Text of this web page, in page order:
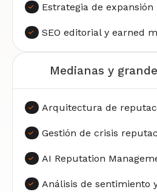
Estrategia de expansión
SEO editorial y earned
Medianas y
Arquitectura de
Gestión de crisis
AI Reputation
Análisis de sentimiento